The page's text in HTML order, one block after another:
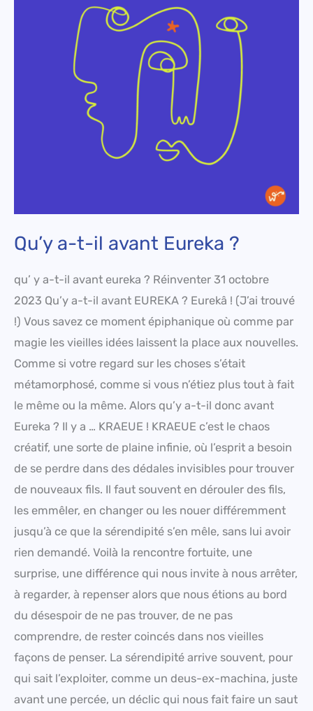
Qu’y a-t-il avant Eureka ?
qu’ y a-t-il avant eureka ? Réinventer 31 octobre
2023 Qu’y a-t-il avant EUREKA ? Eurekâ ! (J’ai trouvé
!) Vous savez ce moment épiphanique où comme par
magie les vieilles idées laissent la place aux nouvelles.
Comme si votre regard sur les choses s’était
métamorphosé, comme si vous n’étiez plus tout à fait
le même ou la même. Alors qu’y a-t-il donc avant
Eureka ? Il y a … KRAEUE ! KRAEUE c’est le chaos
créatif, une sorte de plaine infinie, où l’esprit a besoin
de se perdre dans des dédales invisibles pour trouver
de nouveaux fils. Il faut souvent en dérouler des fils,
les emmêler, en changer ou les nouer différemment
jusqu’à ce que la sérendipité s’en mêle, sans lui avoir
rien demandé. Voilà la rencontre fortuite, une
surprise, une différence qui nous invite à nous arrêter,
à regarder, à repenser alors que nous étions au bord
du désespoir de ne pas trouver, de ne pas
comprendre, de rester coincés dans nos vieilles
façons de penser. La sérendipité arrive souvent, pour
qui sait l’exploiter, comme un deus-ex-machina, juste
avant une percée, un déclic qui nous fait faire un saut